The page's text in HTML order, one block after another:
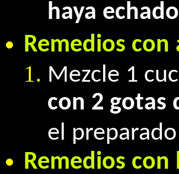
haya
Remedios
Mezcle 1
con 2 gotas
el
Remedios